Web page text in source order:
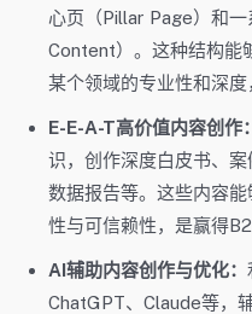
心页（Pillar Page）和
Content）。这种结构能
某个领域的专业性和深度
E-E-A-T高价值内容创作：
识，创作深度白皮书、案
数据报告等。这些内容
性与可信赖性，是赢得
AI辅助内容创作与优化：
ChatGPT、Claude等，